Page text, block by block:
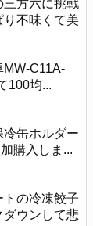
三方六に挑戦
り不味くて美
MW-C11A-
100均...
缶ホルダー
購入しま...
トの冷凍餃子
ウンして悲